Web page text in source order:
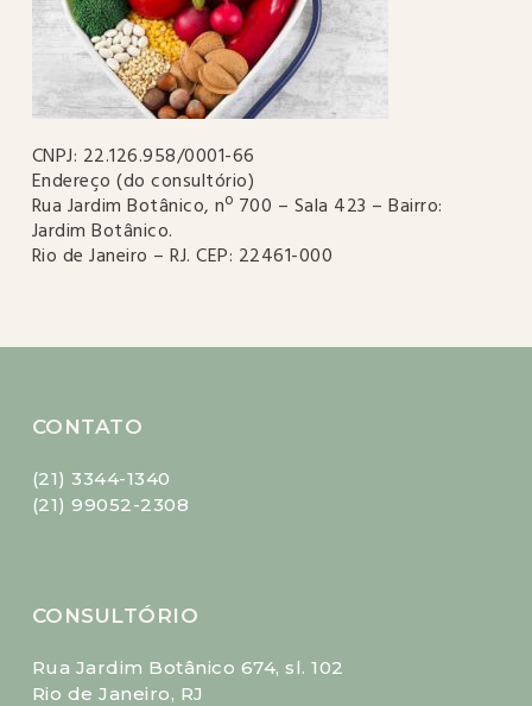
CNPJ: 22.126.958/0001-66
Endereço (do consultório)
Rua Jardim Botânico, nº 700 – Sala 423 – Bairro:
Jardim Botânico.
Rio de Janeiro – RJ. CEP: 22461-000
CONTATO
(21) 3344-1340
(21) 99052-2308
CONSULTÓRIO
Rua Jardim Botânico 674, sl. 102
Rio de Janeiro, RJ